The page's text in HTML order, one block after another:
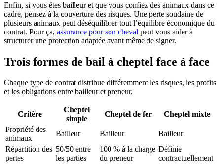
Enfin, si vous êtes bailleur et que vous confiez des animaux dans ce
cadre, pensez à la couverture des risques. Une perte soudaine de
plusieurs animaux peut déséquilibrer tout l’équilibre économique du
contrat. Pour ça, assurance pour son cheval peut vous aider à
structurer une protection adaptée avant même de signer.
Trois formes de bail à cheptel face à face
Chaque type de contrat distribue différemment les risques, les profits
et les obligations entre bailleur et preneur.
Critère
Cheptel
simple
Cheptel de fer
Cheptel mixte
Propriété des
animaux
Bailleur Bailleur
Bailleur
Répartition des
pertes
50/50 entre
les parties
100 % à la charge
du preneur
Définie
contractuellement